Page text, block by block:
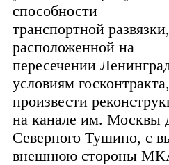
способности
транспортной развязки,
расположенной на
пересечении
условиям
произвести
на канале им. Москвы
Северного Тушино, с
внешнюю стороны